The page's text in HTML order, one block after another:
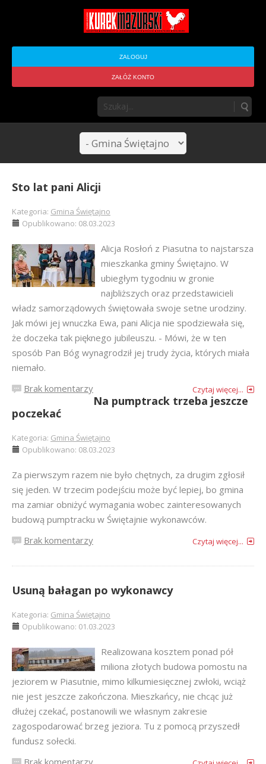
ZALOGUJ
ZAŁÓŻ KONTO
Sto lat pani Alicji
Kategoria: Gmina Świętajno
Opublikowano: 08.03.2023
Alicja Rosłoń z Piasutna to najstarsza
mieszkanka gminy Świętajno. W
ubiegłym tygodniu w gronie
najbliższych oraz przedstawicieli
władz samorządowych świętowała swoje setne urodziny.
Jak mówi jej wnuczka Ewa, pani Alicja nie spodziewała się,
że doczeka tak pięknego jubileuszu. - Mówi, że w ten
sposób Pan Bóg wynagrodził jej trudy życia, których miała
niemało.
Brak komentarzy
Czytaj więcej...
Na pumptrack trzeba jeszcze
poczekać
Kategoria: Gmina Świętajno
Opublikowano: 08.03.2023
Za pierwszym razem nie było chętnych, za drugim zgłosił
się jeden. W trzecim podejściu może być lepiej, bo gmina
ma zamiar obniżyć wymagania wobec zainteresowanych
budową pumptracku w Świętajnie wykonawców.
Brak komentarzy
Czytaj więcej...
Usuną bałagan po wykonawcy
Kategoria: Gmina Świętajno
Opublikowano: 01.03.2023
Realizowana kosztem ponad pół
miliona złotych budowa pomostu na
jeziorem w Piasutnie, mimo kilkumiesięcznej zwłoki, wciąż
nie jest jeszcze zakończona. Mieszkańcy, nie chcąc już
dłużej czekać, postanowili we własnym zakresie
zagospodarować brzeg jeziora. Tu z pomocą przyszedł
fundusz sołecki.
Brak komentarzy